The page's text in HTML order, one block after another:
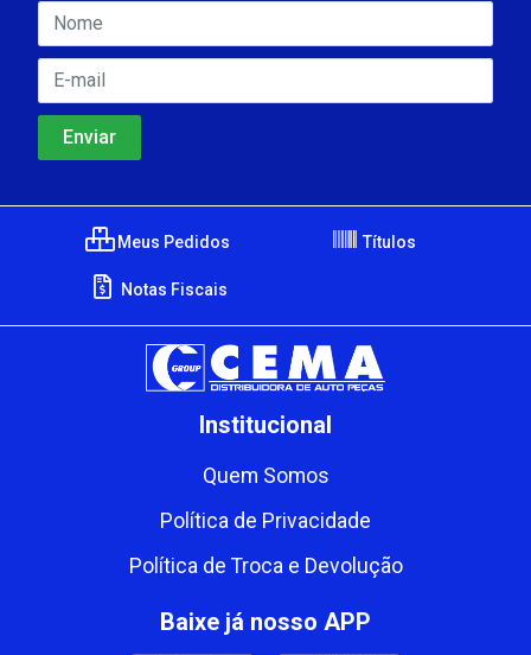
Meus Pedidos Títulos
Notas Fiscais
Institucional
Quem Somos
Política de Privacidade
Política de Troca e Devolução
Baixe já nosso APP